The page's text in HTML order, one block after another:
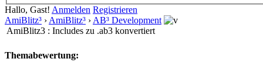
Hallo, Gast! Anmelden Registrieren
AmiBlitz³ › AmiBlitz³ › AB³ Development
AmiBlitz3 : Includes zu .ab3 konvertiert
Themabewertung: